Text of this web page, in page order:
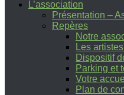
L’association
Présentation –
Repères
Notre
Les
Dispositif
Parking et
Votre
Plan de